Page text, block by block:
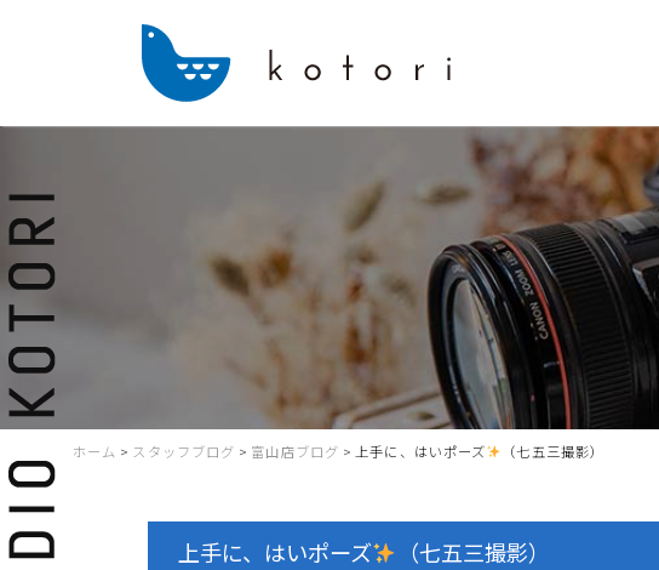
ホーム > スタッフブログ > 富山店ブログ > 上手に、はいポーズ （七五三撮影）
上手に、はいポーズ （七五三撮影）